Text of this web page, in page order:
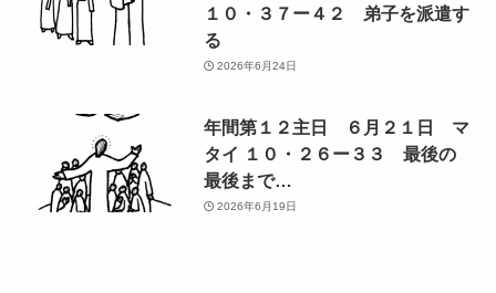
１０・３７ー４２ 弟子を派遣す
る
2026年6月24日
年間第１２主日 ６月２１日 マ
タイ １０・２６ー３３ 最後の
最後まで…
2026年6月19日